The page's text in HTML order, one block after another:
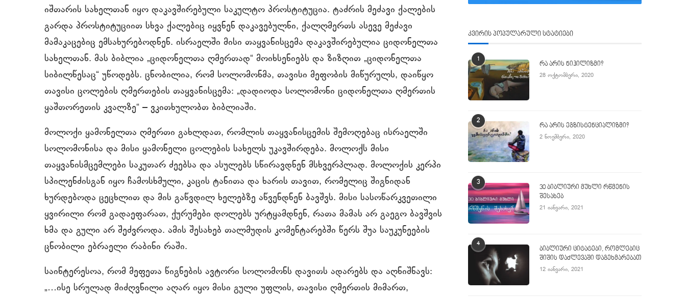
იშთარის სახელთან იყო დაკავშირებული საკულტო პროსტიტუცია. ტაძრის მეძავი ქალების
გარდა პროსტიტუციით სხვა ქალებიც იყვნენ დაკავებულნი, ქალღმერთს ასევე მეძავი
მამაკაცებიც ემსახურებოდნენ. ისრაელში მისი თაყვანისცემა დაკავშირებულია ციდონელთა
სახელთან. მას ბიბლია „ციდონელთა ღმერთად“ მოიხსენიებს და ზიზღით „ციდონელთა
სიბილწესაც“ უწოდებს. ცნობილია, რომ სოლომონმა, თავისი მეფობის მიწურულს, დაიწყო
თავისი ცოლების ღმერთების თაყვანისცემა: „დადიოდა სოლომონი ციდონელთა ღმერთის
ყაშთორეთის კვალზე“ – ვკითხულობთ ბიბლიაში.
მოლოქი ყამონელთა ღმერთი გახლდათ, რომლის თაყვანისცემის შემოღებაც ისრაელში
სოლომონისა და მისი ყამონელი ცოლების სახელს უკავშირდება. მოლოქს მისი
თაყვანისმცემლები საკუთარ ძეებსა და ასულებს სწირავდნენ მსხვერპლად. მოლოქის კერპი
სპილენძისგან იყო ჩამოსხმული, კაცის ტანითა და ხარის თავით, რომელიც შიგნიდან
ხურდებოდა ცეცხლით და მის გაწვდილ ხელებზე აწვენდნენ ბავშვს. მისი სასოწარკვეთილი
ყვირილი რომ გადაეფარათ, ქურუმები დოლებს ურტყამდნენ, რათა მამას არ გაეგო ბავშვის
ხმა და გული არ შეძვროდა. ამის შესახებ თალმუდის კომენტარებში წერს შუა საუკუნეების
ცნობილი ებრაელი რაბინი რაში.
საინტერესოა, რომ მეფეთა წიგნების ავტორი სოლომონს დავითს ადარებს და აღნიშნავს:
„…ისე სრულად მიძღვნილი აღარ იყო მისი გული უფლის, თავისი ღმერთის მიმართ,
კვირის პოპულარული სტატიები
1
რა არის ნიჰილიზმი?
28 ოქტომბერი, 2020
2
რა არის ეგზისტენციალიზმი?
2 ნოემბერი, 2020
3
30 ბიბლიური მუხლი რწმენის
შესახებ
21 იანვარი, 2021
4
ბიბლიური ციტატები, რომლებიც
შიშის დაძლევაში დაგეხმარებათ
12 იანვარი, 2021